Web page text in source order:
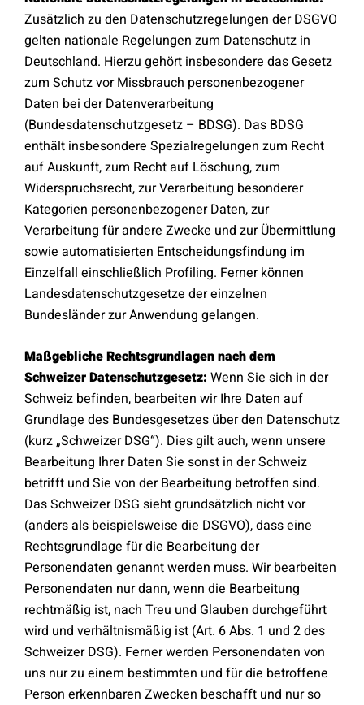
Zusätzlich zu den Datenschutzregelungen der DSGVO
gelten nationale Regelungen zum Datenschutz in
Deutschland. Hierzu gehört insbesondere das Gesetz
zum Schutz vor Missbrauch personenbezogener
Daten bei der Datenverarbeitung
(Bundesdatenschutzgesetz – BDSG). Das BDSG
enthält insbesondere Spezialregelungen zum Recht
auf Auskunft, zum Recht auf Löschung, zum
Widerspruchsrecht, zur Verarbeitung besonderer
Kategorien personenbezogener Daten, zur
Verarbeitung für andere Zwecke und zur Übermittlung
sowie automatisierten Entscheidungsfindung im
Einzelfall einschließlich Profiling. Ferner können
Landesdatenschutzgesetze der einzelnen
Bundesländer zur Anwendung gelangen.
Maßgebliche Rechtsgrundlagen nach dem
Schweizer Datenschutzgesetz: Wenn Sie sich in der
Schweiz befinden, bearbeiten wir Ihre Daten auf
Grundlage des Bundesgesetzes über den Datenschutz
(kurz „Schweizer DSG“). Dies gilt auch, wenn unsere
Bearbeitung Ihrer Daten Sie sonst in der Schweiz
betrifft und Sie von der Bearbeitung betroffen sind.
Das Schweizer DSG sieht grundsätzlich nicht vor
(anders als beispielsweise die DSGVO), dass eine
Rechtsgrundlage für die Bearbeitung der
Personendaten genannt werden muss. Wir bearbeiten
Personendaten nur dann, wenn die Bearbeitung
rechtmäßig ist, nach Treu und Glauben durchgeführt
wird und verhältnismäßig ist (Art. 6 Abs. 1 und 2 des
Schweizer DSG). Ferner werden Personendaten von
uns nur zu einem bestimmten und für die betroffene
Person erkennbaren Zwecken beschafft und nur so